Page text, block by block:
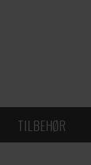
TILBEHØR